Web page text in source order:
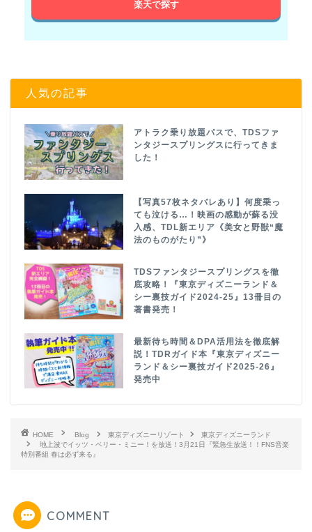
楽天で探す
人気の記事
アトラク乗り放題パスで、TDSファ
ンタジースプリングスに行ってきま
した！
【写真57枚ネタバレあり】何度乗っ
ても泣ける…！映画の感動が蘇る没
入感、TDL新エリア《美女と野獣“魔
法のものがたり”》
TDSファンタジースプリングスを徹
底攻略！『東京ディズニーランド＆
シー裏技ガイド2024-25』13冊目の
著書発売！
最新待ち時間＆DPA活用法を徹底解
説！TDRガイド本『東京ディズニー
ランド＆シー裏技ガイド2025-26』
発売中
HOME Blog 東京ディズニーリゾート
東京ディズニーランド
地上波でイッツ・ベリー・ミニー！を放送！3月21日『緊急生放送！！FNS音楽
特別番組 春は必ず来る』
COMMENT